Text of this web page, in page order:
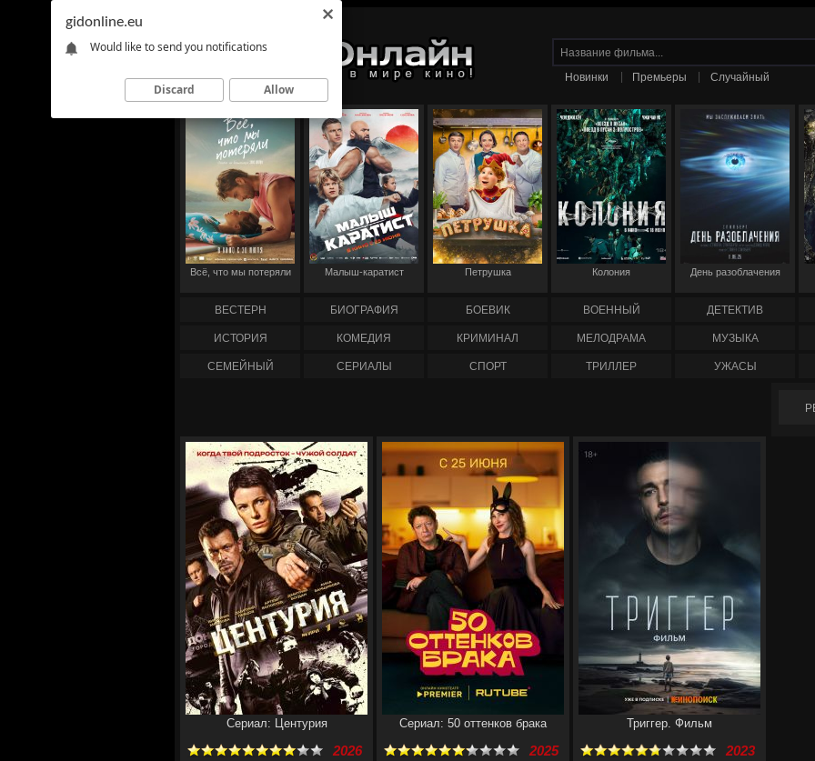
Новинки Премьеры Случайный
Всё, что мы потеряли Малыш-каратист Петрушка Колония День разоблачения
ВЕСТЕРН БИОГРАФИЯ БОЕВИК ВОЕННЫЙ ДЕТЕКТИВ
ИСТОРИЯ КОМЕДИЯ КРИМИНАЛ МЕЛОДРАМА МУЗЫКА
СЕМЕЙНЫЙ СЕРИАЛЫ СПОРТ ТРИЛЛЕР УЖАСЫ
Сериал: Центурия
2026
Сериал: 50 оттенков брака
2025
Триггер. Фильм
2023
gidonline.eu
Would like to send you notifications
Discard Allow